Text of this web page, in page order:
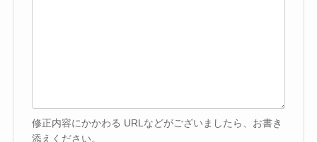
修正内容にかかわる URLなどがございましたら、お書き
添えください。